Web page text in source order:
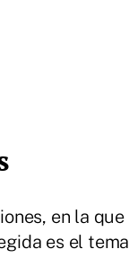
en la
es el